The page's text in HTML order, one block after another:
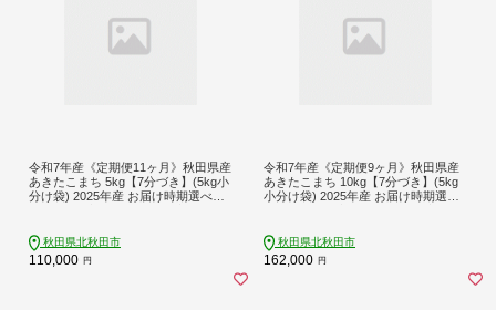
令和7年産《定期便11ヶ月》秋田県産
あきたこまち 5kg【7分づき】(5kg小
分け袋) 2025年産 お届け時期選べる
きたこまち 米どころ 東北 北秋田市
定期便 毎月お届け]
秋田県北秋田市
110,000 円
令和7年産《定期便9ヶ月》秋田県産
あきたこまち 10kg【7分づき】(5kg
小分け袋) 2025年産 お届け時期選べ
あきたこまち 米どころ 東北 北秋田
市 定期便 毎月お届け]
秋田県北秋田市
162,000 円